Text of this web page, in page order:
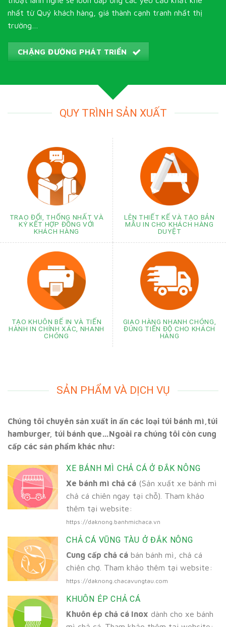
nhất từ Quý khách hàng, giá thành cạnh tranh nhất thị
trường…
CHẶNG ĐƯỜNG PHÁT TRIỂN
QUY TRÌNH SẢN XUẤT
TRAO ĐỔI, THỐNG NHẤT VÀ
KÝ KẾT HỢP ĐỒNG VỚI
KHÁCH HÀNG
LÊN THIẾT KẾ VÀ TẠO BẢN
MẪU IN CHO KHÁCH HÀNG
DUYỆT
TẠO KHUÔN BẾ IN VÀ TIẾN
HÀNH IN CHÍNH XÁC, NHANH
CHÓNG
GIAO HÀNG NHANH CHÓNG,
ĐÚNG TIẾN ĐỘ CHO KHÁCH
HÀNG
SẢN PHẨM VÀ DỊCH VỤ
Chúng tôi chuyên sản xuất in ấn các loại túi bánh mì,túi
hamburger, túi bánh que…Ngoài ra chúng tôi còn cung
cấp các sản phẩm khác như:
XE BÁNH MÌ CHẢ CÁ Ở ĐẮK NÔNG
Xe bánh mì chả cá (Sản xuất xe bánh mì
chả cá chiên ngay tại chỗ). Tham khảo
thêm tại website:
https://daknong.banhmichaca.vn
CHẢ CÁ VŨNG TÀU Ở ĐẮK NÔNG
Cung cấp chả cá bán bánh mì, chả cá
chiên chợ. Tham khảo thêm tại website:
https://daknong.chacavungtau.com
KHUÔN ÉP CHẢ CÁ
Khuôn ép chả cá Inox dành cho xe bánh